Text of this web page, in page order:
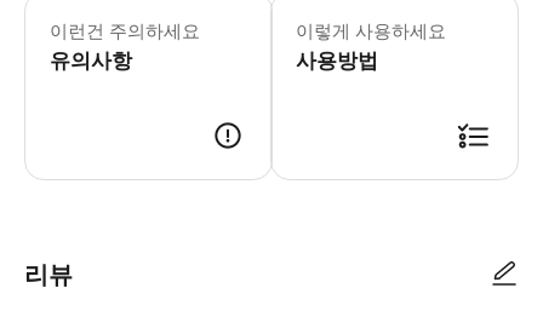
이런건 주의하세요
유의사항
이렇게 사용하세요
사용방법
리뷰